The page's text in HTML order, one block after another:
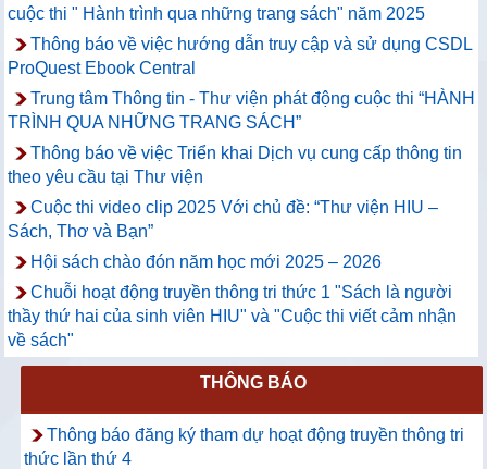
cuộc thi " Hành trình qua những trang sách" năm 2025
Thông báo về việc hướng dẫn truy cập và sử dụng CSDL
ProQuest Ebook Central
Trung tâm Thông tin - Thư viện phát động cuộc thi “HÀNH
TRÌNH QUA NHỮNG TRANG SÁCH”
Thông báo về việc Triển khai Dịch vụ cung cấp thông tin
theo yêu cầu tại Thư viện
Cuộc thi video clip 2025 Với chủ đề: “Thư viện HIU –
Sách, Thơ và Bạn”
Hội sách chào đón năm học mới 2025 – 2026
Chuỗi hoạt động truyền thông tri thức 1 "Sách là người
thầy thứ hai của sinh viên HIU" và "Cuộc thi viết cảm nhận
về sách"
THÔNG BÁO
Thông báo đăng ký tham dự hoạt động truyền thông tri
thức lần thứ 4